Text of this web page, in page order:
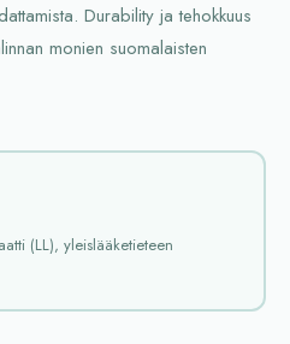
Durability ja tehokkuus
monien suomalaisten
(LL), yleislääketieteen